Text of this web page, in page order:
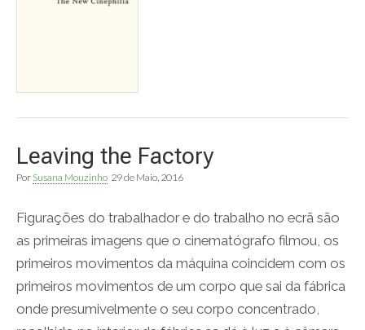
Leaving the Factory
Por Susana Mouzinho 29 de Maio, 2016
Figurações do trabalhador e do trabalho no ecrã são
as primeiras imagens que o cinematógrafo filmou, os
primeiros movimentos da máquina coincidem com os
primeiros movimentos de um corpo que sai da fábrica
onde presumivelmente o seu corpo concentrado,